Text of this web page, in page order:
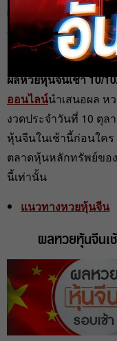
Home ตรวจหวย ผลหวยหุ้นจีนเ
admin 10 ต.ค. 2022
ผลหวยหุ้นจีนเช้า 10/
ออนไลน์นำเสนอผล ห
งวดประจำวันที่ 10 ตุ
หุ้นจีนในเช้านี้ก่อนใค
ตลาดหุ้นหลักทรัพย์ขอ
นี้เท่านั้น
แนวทางหวยหุ้นจีน
ผลหวยหุ้นจีนเ